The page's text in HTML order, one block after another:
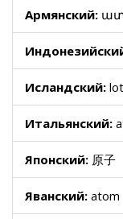
Армянский:
Исландский:
Итальянский:
Японский: 原子
Яванский: atom